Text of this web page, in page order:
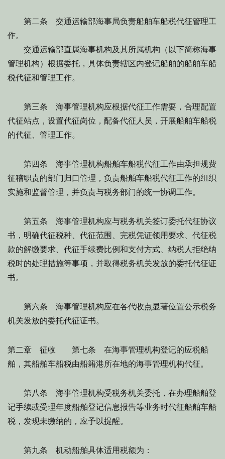
第二条 交通运输部海事局负责船舶车船税代征管理工
作。
交通运输部直属海事机构及其所属机构（以下简称海事
管理机构）根据委托，具体负责辖区内登记船舶的船舶车船
税代征和管理工作。
第三条 海事管理机构应根据代征工作需要，合理配置
代征站点，设置代征岗位，配备代征人员，开展船舶车船税
的代征、管理工作。
第四条 海事管理机构船舶车船税代征工作由承担规费
征稽职责的部门归口管理，负责船舶车船税代征工作的组织
实施和监督管理，并负责与税务部门的统一协调工作。
第五条 海事管理机构应与税务机关签订委托代征协议
书，明确代征税种、代征范围、完税凭证领用要求、代征税
款的解缴要求、代征手续费比例和支付方式、纳税人拒绝纳
税时的处理措施等事项，并取得税务机关发放的委托代征证
书。
第六条 海事管理机构应在各代收点显著位置公示税务
机关发放的委托代征证书。
第二章 征收 第七条 在海事管理机构登记的应税船
舶，其船舶车船税由船籍港所在地的海事管理机构代征。
第八条 海事管理机构受税务机关委托，在办理船舶登
记手续或受理年度船舶登记信息报告等业务时代征船舶车船
税，发现未缴纳的，应予以提醒。
第九条 机动船舶具体适用税额为：